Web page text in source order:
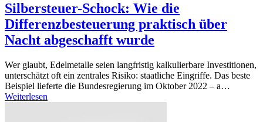
Silbersteuer-Schock: Wie die
Differenzbesteuerung praktisch über
Nacht abgeschafft wurde
Wer glaubt, Edelmetalle seien langfristig kalkulierbare Investitionen,
unterschätzt oft ein zentrales Risiko: staatliche Eingriffe. Das beste
Beispiel lieferte die Bundesregierung im Oktober 2022 – a…
Weiterlesen